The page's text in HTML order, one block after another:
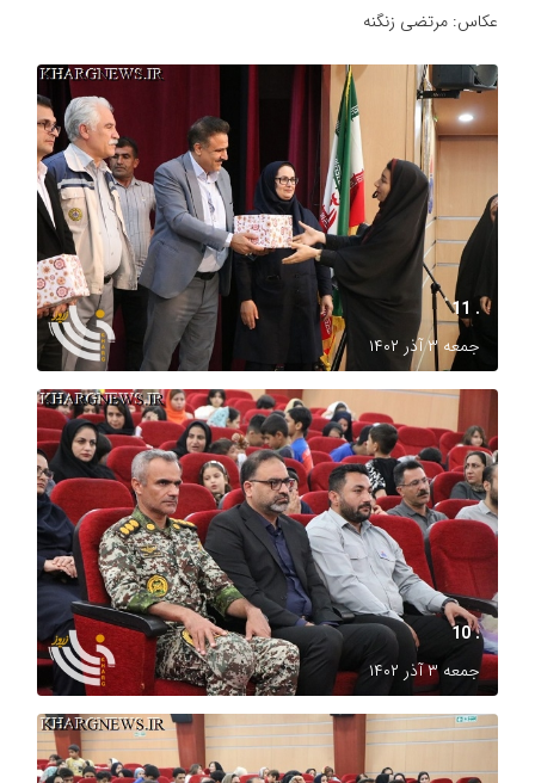
عکاس: مرتضی زنگنه
. 11
جمعه ۳ آذر ۱۴۰۲
. 10
جمعه ۳ آذر ۱۴۰۲